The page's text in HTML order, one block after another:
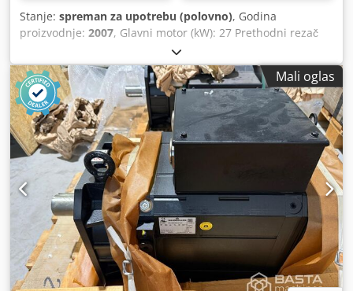
Stanje: spreman za upotrebu (polovno), Godina
proizvodnje: 2007, Glavni motor (kW): 27 Prethodni rezač
Dužina testere (mm): 3300 Širina testere (mm): 2200
Debljina ploče (mm): 40 Dcjdpfx Agjzgwpgsqek Sve
informacije su proizvođački podaci
Mali oglas